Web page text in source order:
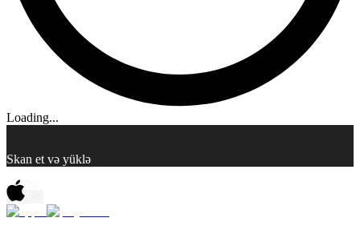
Loading...
Skan et və yüklə